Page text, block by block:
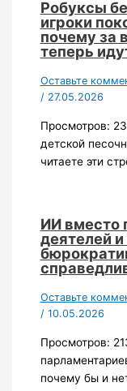
Робуксы
игроки
почему за
теперь
Оставьте
/ 27.05.2026
Просмотров:
детской
читаете эти
ИИ вместо
деятелей
Оставьте
/ 10.05.2026
Просмотров:
почему бы и